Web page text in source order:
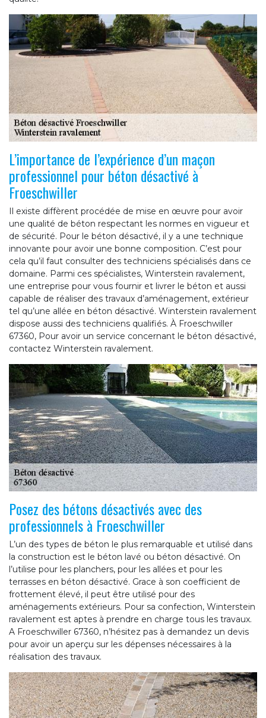
L’importance de l’expérience d’un maçon
professionnel pour béton désactivé à
Froeschwiller
Il existe diffèrent procédée de mise en œuvre pour avoir
une qualité de béton respectant les normes en vigueur et
de sécurité. Pour le béton désactivé, il y a une technique
innovante pour avoir une bonne composition. C’est pour
cela qu’il faut consulter des techniciens spécialisés dans ce
domaine. Parmi ces spécialistes, Winterstein ravalement,
une entreprise pour vous fournir et livrer le béton et aussi
capable de réaliser des travaux d’aménagement, extérieur
tel qu’une allée en béton désactivé. Winterstein ravalement
dispose aussi des techniciens qualifiés. À Froeschwiller
67360, Pour avoir un service concernant le béton désactivé,
contactez Winterstein ravalement.
Posez des bétons désactivés avec des
professionnels à Froeschwiller
L’un des types de béton le plus remarquable et utilisé dans
la construction est le béton lavé ou béton désactivé. On
l’utilise pour les planchers, pour les allées et pour les
terrasses en béton désactivé. Grace à son coefficient de
frottement élevé, il peut être utilisé pour des
aménagements extérieurs. Pour sa confection, Winterstein
ravalement est aptes à prendre en charge tous les travaux.
A Froeschwiller 67360, n’hésitez pas à demandez un devis
pour avoir un aperçu sur les dépenses nécessaires à la
réalisation des travaux.